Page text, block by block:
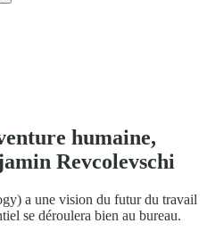
humaine,
Revcolevschi
a une vision du futur du travail
se déroulera bien au bureau.